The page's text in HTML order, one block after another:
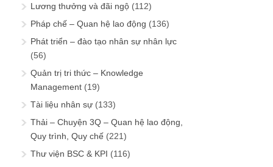
Lương thưởng và đãi ngộ (112)
Pháp chế – Quan hệ lao động (136)
Phát triển – đào tạo nhân sự nhân lực
(56)
Quản trị tri thức – Knowledge
Management (19)
Tài liệu nhân sự (133)
Thải – Chuyện 3Q – Quan hệ lao động,
Quy trình, Quy chế (221)
Thư viện BSC & KPI (116)